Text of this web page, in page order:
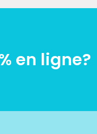
en ligne?